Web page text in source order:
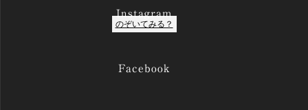
Instagram
のぞいてみる？
Facebook